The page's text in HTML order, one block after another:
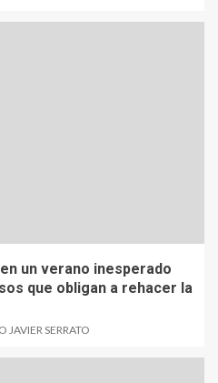
un verano inesperado
que obligan a rehacer la
JAVIER SERRATO